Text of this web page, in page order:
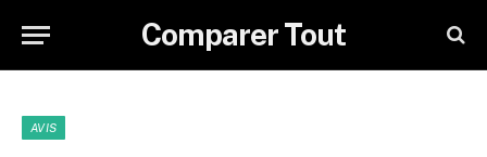
Comparer Tout
AVIS